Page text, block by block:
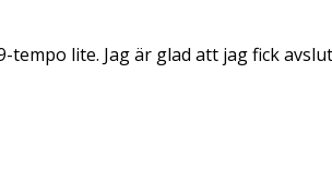
lite. Jag är glad att jag fick